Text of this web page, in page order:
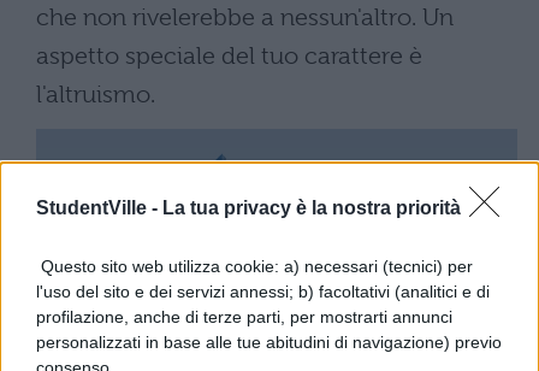
StudentVille - La tua privacy è la nostra priorità
Questo sito web utilizza cookie: a) necessari (tecnici) per
l'uso del sito e dei servizi annessi; b) facoltativi (analitici e di
profilazione, anche di terze parti, per mostrarti annunci
personalizzati in base alle tue abitudini di navigazione) previo
che non rivelerebbe a nessun'altro. Un
aspetto speciale del tuo carattere è
l'altruismo.